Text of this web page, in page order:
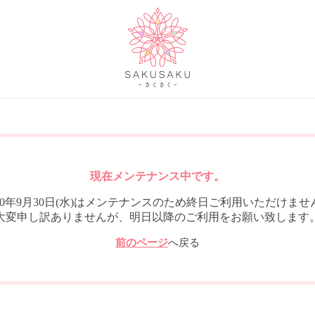
現在メンテナンス中です。
年9月30日(水)はメンテナンスのため終日ご利用いただけませ
変申し訳ありませんが、明日以降のご利用をお願い致します
前のページへ戻る